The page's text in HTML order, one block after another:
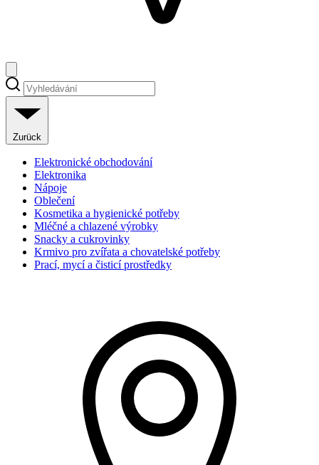
Zurück
Elektronické obchodování
Elektronika
Nápoje
Oblečení
Kosmetika a hygienické potřeby
Mléčné a chlazené výrobky
Snacky a cukrovinky
Krmivo pro zvířata a chovatelské potřeby
Prací, mycí a čisticí prostředky